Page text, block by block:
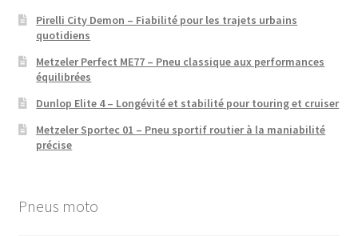
Pirelli City Demon – Fiabilité pour les trajets urbains
quotidiens
Metzeler Perfect ME77 – Pneu classique aux performances
équilibrées
Dunlop Elite 4 – Longévité et stabilité pour touring et cruiser
Metzeler Sportec 01 – Pneu sportif routier à la maniabilité
précise
Pneus moto